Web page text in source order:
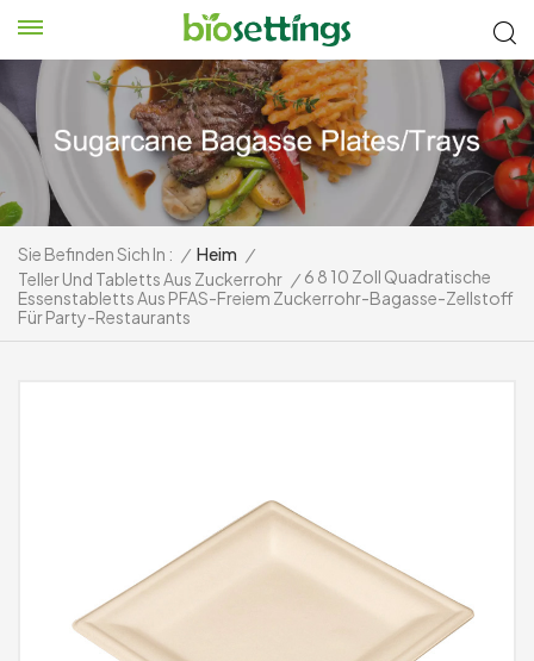
Sie Befinden Sich In : / Heim /
Teller Und Tabletts Aus Zuckerrohr / 6 8 10 Zoll Quadratische
Essenstabletts Aus PFAS-Freiem Zuckerrohr-Bagasse-Zellstoff
Für Party-Restaurants